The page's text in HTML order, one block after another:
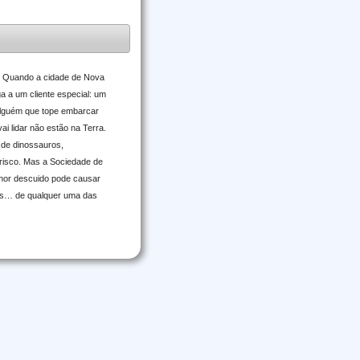
a cidade de Nova
a um cliente especial: um
que tope embarcar
lidar não estão na Terra.
dinossauros,
Mas a Sociedade de
descuido pode causar
de qualquer uma das